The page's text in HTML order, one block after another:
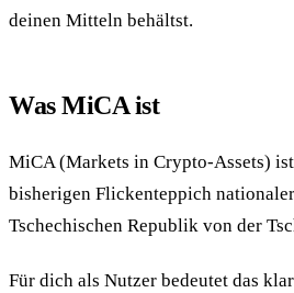
deinen Mitteln behältst.
Was MiCA ist
MiCA (Markets in Crypto-Assets)
bisherigen Flickenteppich
Tschechischen Republik von der
Für dich als Nutzer bedeutet das